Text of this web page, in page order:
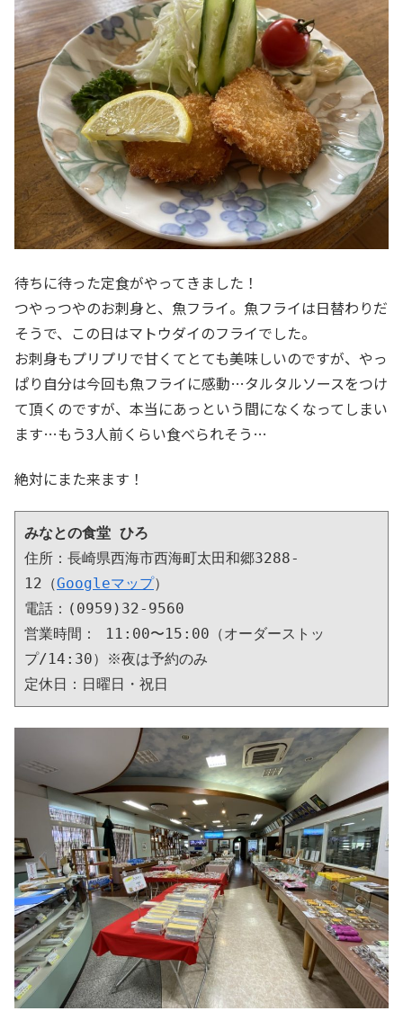
待ちに待った定食がやってきました！
つやっつやのお刺身と、魚フライ。魚フライは日替わりだ
そうで、この日はマトウダイのフライでした。
お刺身もプリプリで甘くてとても美味しいのですが、やっ
ぱり自分は今回も魚フライに感動…タルタルソースをつけ
て頂くのですが、本当にあっという間になくなってしまい
ます…もう3人前くらい食べられそう…
絶対にまた来ます！
みなとの食堂 ひろ
住所：長崎県西海市西海町太田和郷3288-
12（Googleマップ）
電話：(0959)32-9560
営業時間： 11:00〜15:00（オーダーストッ
プ/14:30）※夜は予約のみ
定休日：日曜日・祝日